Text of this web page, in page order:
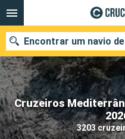
Cruzeiros
3203
Encontrar um navio
Quando ir?
Data de partida